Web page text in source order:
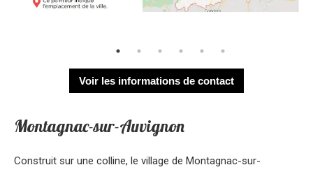
Voir les informations de contact
Montagnac-sur-Auvignon
Construit sur une colline, le village de Montagnac-sur-